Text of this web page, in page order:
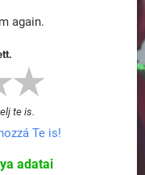
again.
te is.
Te is!
adatai